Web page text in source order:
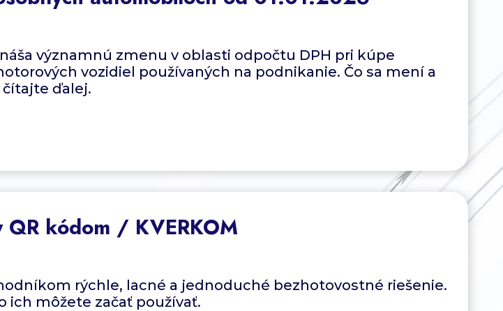
významnú zmenu v oblasti odpočtu DPH pri kúpe
vozidiel používaných na podnikanie. Čo sa mení a
čítajte ďalej.
kódom / KVERKOM
rýchle, lacné a jednoduché bezhotovostné riešenie.
ich môžete začať používať.